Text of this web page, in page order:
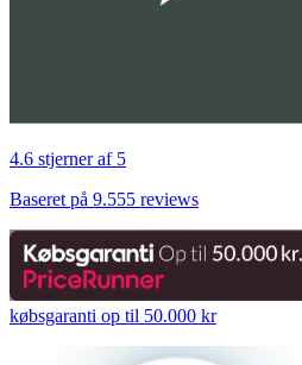
4.6 stjerner af 5
Baseret på 9.555 reviews
købsgaranti op til 50.000 kr